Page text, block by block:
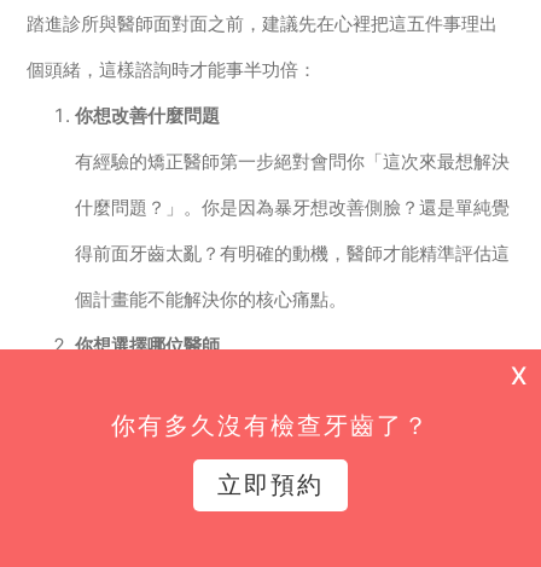
踏進診所與醫師面對面之前，建議先在心裡把這五件事理出
個頭緒，這樣諮詢時才能事半功倍：
你想改善什麼問題
有經驗的矯正醫師第一步絕對會問你「這次來最想解決
什麼問題？」。你是因為暴牙想改善側臉？還是單純覺
得前面牙齒太亂？有明確的動機，醫師才能精準評估這
個計畫能不能解決你的核心痛點。
你想選擇哪位醫師
且有保障的方法，就是直接指名衛福部部定齒顎矯正專
科醫師，這是資歷與品質的雙重保證。諮詢時，也可以
你有多久沒有檢查牙齒了？
立即預約
X